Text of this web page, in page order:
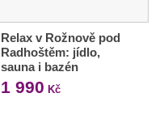
Relax v Rožnově pod
Radhoštěm: jídlo,
sauna i bazén
1 990 Kč